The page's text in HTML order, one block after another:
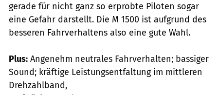
gerade für nicht ganz so erprobte Piloten sogar
eine Gefahr darstellt. Die M 1500 ist aufgrund des
besseren Fahrverhaltens also eine gute Wahl.
Plus: Angenehm neutrales Fahrverhalten; bassiger
Sound; kräftige Leistungsentfaltung im mittleren
Drehzahlband,